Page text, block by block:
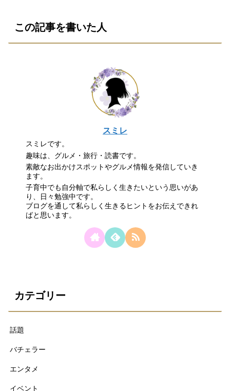
この記事を書いた人
スミレ
スミレです。
趣味は、グルメ・旅行・読書です。
素敵なお出かけスポットやグルメ情報を発信していき
ます。
子育中でも自分軸で私らしく生きたいという思いがあ
り、日々勉強中です。
ブログを通して私らしく生きるヒントをお伝えできれ
ばと思います。
カテゴリー
話題
バチェラー
エンタメ
イベント